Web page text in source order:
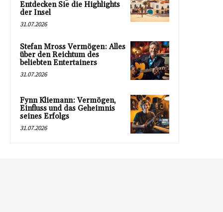
Entdecken Sie die Highlights
der Insel
31.07.2026
Stefan Mross Vermögen: Alles
über den Reichtum des
beliebten Entertainers
31.07.2026
Fynn Kliemann: Vermögen,
Einfluss und das Geheimnis
seines Erfolgs
31.07.2026